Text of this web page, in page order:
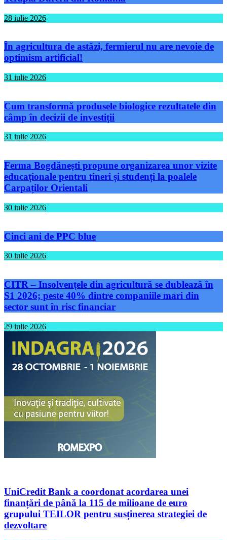
28 iulie 2026
În agricultura de astăzi, fermierul nu are nevoie de
optimism artificial!
31 iulie 2026
Cum transformă produsele biologice rezultatele din
câmp în decizii de investiții
31 iulie 2026
Ferma Bogdănești propune organizarea unor vizite
educaționale pentru tineri și studenți la poalele
Carpaților Orientali
30 iulie 2026
Cinci ani de PPC blue
30 iulie 2026
CITR – Insolvențele din agricultură se dublează în
S1 2026; peste 40% dintre companiile mari din
sector sunt în risc financiar
29 iulie 2026
UniCredit Bank a coordonat acordarea unei
finanțări de până la 115 de milioane de euro
grupului TEILOR pentru susținerea strategiei de
dezvoltare